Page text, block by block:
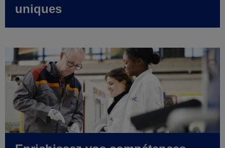
uniques